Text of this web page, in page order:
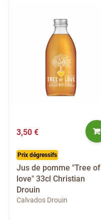
3,50 €
Prix dégressifs
Jus de pomme "Tree of
love" 33cl Christian
Drouin
Calvados Drouin